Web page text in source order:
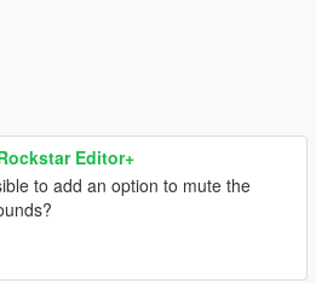
Editor+
to add an option to mute the